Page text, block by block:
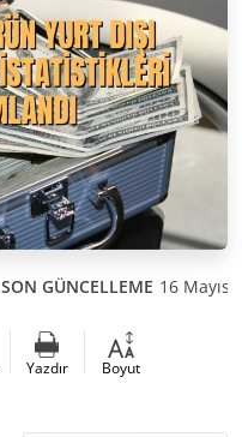
SON GÜNCELLEME 16 Mayıs
Yazdır Boyut